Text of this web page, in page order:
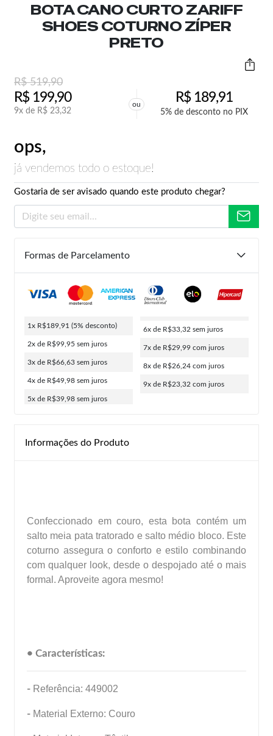
BOTA CANO CURTO ZARIFF
SHOES COTURNO ZÍPER
PRETO
R$519,90
R$199,90
9x de R$ 23,32
ou R$189,91
5% de desconto no PIX
ops,
já vendemos todo o estoque!
Gostaria de ser avisado quando este produto chegar?
Formas de Parcelamento
1x R$189,91 (5% desconto)
2x de R$99,95 sem juros
3x de R$66,63 sem juros
4x de R$49,98 sem juros
5x de R$39,98 sem juros
6x de R$33,32 sem juros
7x de R$29,99 com juros
8x de R$26,24 com juros
9x de R$23,32 com juros
Informações do Produto
Confeccionado em couro, esta bota contém um
salto meia pata tratorado e salto médio bloco. Este
coturno assegura o conforto e estilo combinando
com qualquer look, desde o despojado até o mais
formal. Aproveite agora mesmo!
• Características:
- Referência: 449002
- Material Externo: Couro